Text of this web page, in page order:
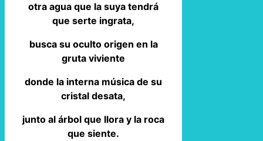
otra agua que la suya tendrá
que serte ingrata,
busca su oculto origen en la
gruta viviente
donde la interna música de su
cristal desata,
junto al árbol que llora y la roca
que siente.